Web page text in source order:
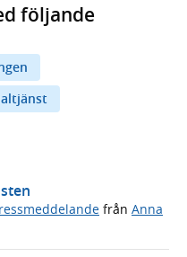
följande
från Anna